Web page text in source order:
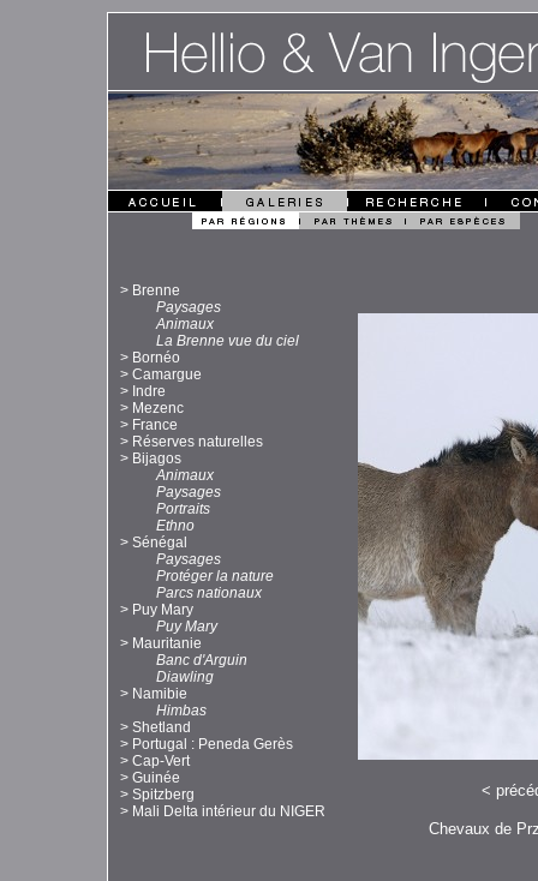
> Brenne
Paysages
Animaux
La Brenne vue du ciel
> Bornéo
> Camargue
> Indre
> Mezenc
> France
> Réserves naturelles
> Bijagos
Animaux
Paysages
Portraits
Ethno
> Sénégal
Paysages
Protéger la nature
Parcs nationaux
> Puy Mary
Puy Mary
> Mauritanie
Banc d'Arguin
Diawling
> Namibie
Himbas
> Shetland
> Portugal : Peneda Gerès
> Cap-Vert
> Guinée
> Spitzberg
> Mali Delta intérieur du NIGER
<
Chevaux de